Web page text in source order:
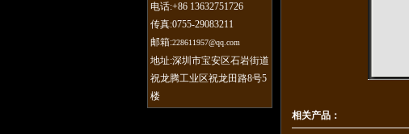
电话:+86 13632751726
传真:0755-29083211
邮箱:228611957@qq.com
地址:深圳市宝安区石岩街道
祝龙腾工业区祝龙田路8号5
楼
相关产品：